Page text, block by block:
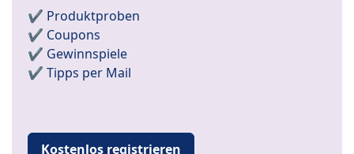
✔️ Produktproben
✔️ Coupons
✔️ Gewinnspiele
✔️ Tipps per Mail
Kostenlos registrieren